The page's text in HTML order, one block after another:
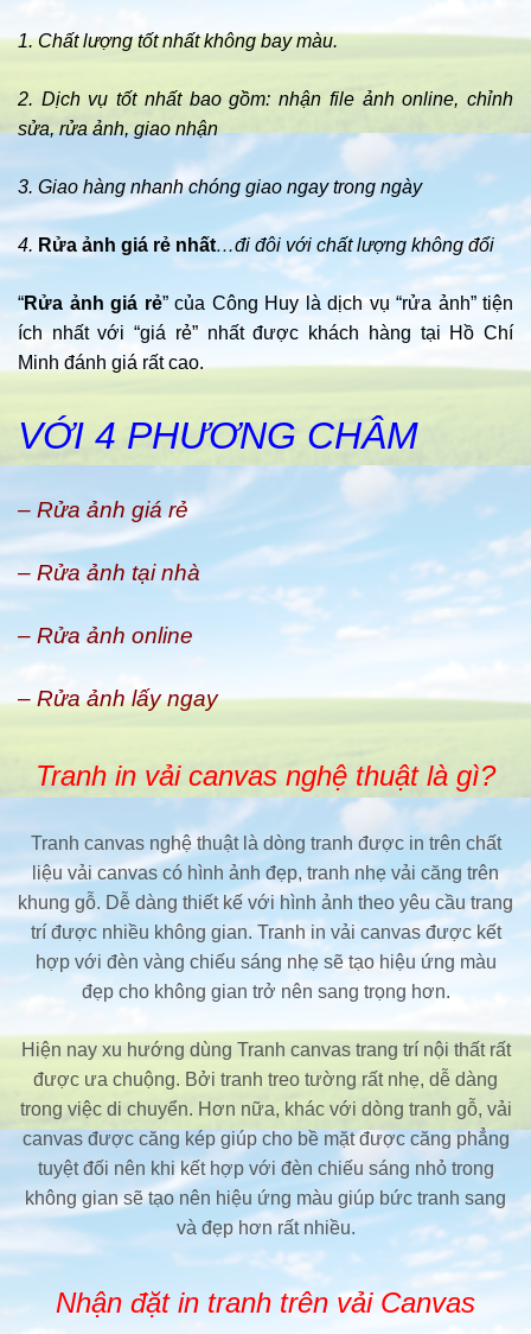
1. Chất lượng tốt nhất không bay màu.
2. Dịch vụ tốt nhất bao gồm: nhận file ảnh online, chỉnh
sửa, rửa ảnh, giao nhận
3. Giao hàng nhanh chóng giao ngay trong ngày
4. Rửa ảnh giá rẻ nhất…đi đôi với chất lượng không đổi
“Rửa ảnh giá rẻ” của Công Huy là dịch vụ “rửa ảnh” tiện
ích nhất với “giá rẻ” nhất được khách hàng tại Hồ Chí
Minh đánh giá rất cao.
VỚI 4 PHƯƠNG CHÂM
– Rửa ảnh giá rẻ
– Rửa ảnh tại nhà
– Rửa ảnh online
– Rửa ảnh lấy ngay
Tranh in vải canvas nghệ thuật là gì?
Tranh canvas nghệ thuật là dòng tranh được in trên chất
liệu vải canvas có hình ảnh đẹp, tranh nhẹ vải căng trên
khung gỗ. Dễ dàng thiết kế với hình ảnh theo yêu cầu trang
trí được nhiều không gian. Tranh in vải canvas được kết
hợp với đèn vàng chiếu sáng nhẹ sẽ tạo hiệu ứng màu
đẹp cho không gian trở nên sang trọng hơn.
Hiện nay xu hướng dùng Tranh canvas trang trí nội thất rất
được ưa chuộng. Bởi tranh treo tường rất nhẹ, dễ dàng
trong việc di chuyển. Hơn nữa, khác với dòng tranh gỗ, vải
canvas được căng kép giúp cho bề mặt được căng phẳng
tuyệt đối nên khi kết hợp với đèn chiếu sáng nhỏ trong
không gian sẽ tạo nên hiệu ứng màu giúp bức tranh sang
và đẹp hơn rất nhiều.
Nhận đặt in tranh trên vải Canvas